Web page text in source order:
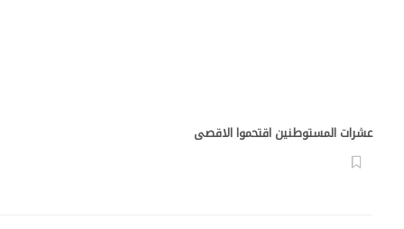
عشرات المستوطنين اقتحموا الاقصى